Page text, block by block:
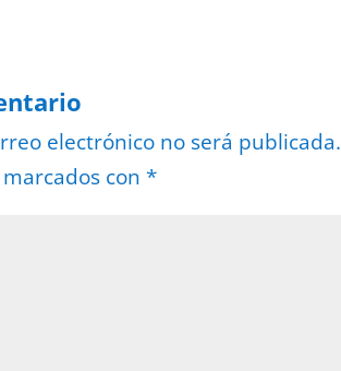
electrónico no será publicada.
con *